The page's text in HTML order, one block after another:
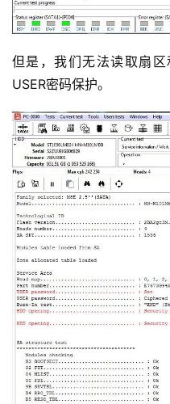
但是，我们无法读取扇
USER密码保护。